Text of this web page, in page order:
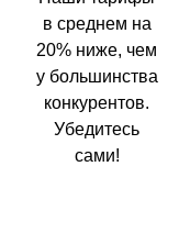
в среднем на
20% ниже, чем
у большинства
конкурентов.
Убедитесь
сами!